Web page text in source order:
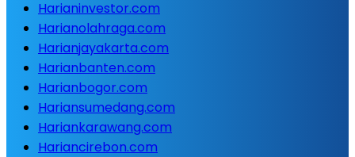
Harianinvestor.com
Harianolahraga.com
Harianjayakarta.com
Harianbanten.com
Harianbogor.com
Hariansumedang.com
Hariankarawang.com
Hariancirebon.com